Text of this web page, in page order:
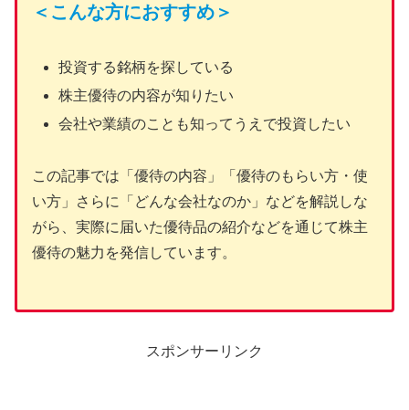
＜こんな方におすすめ＞
投資する銘柄を探している
株主優待の内容が知りたい
会社や業績のことも知ってうえで投資したい
この記事では「優待の内容」「優待のもらい方・使
い方」さらに「どんな会社なのか」などを解説しな
がら、実際に届いた優待品の紹介などを通じて株主
優待の魅力を発信しています。
スポンサーリンク